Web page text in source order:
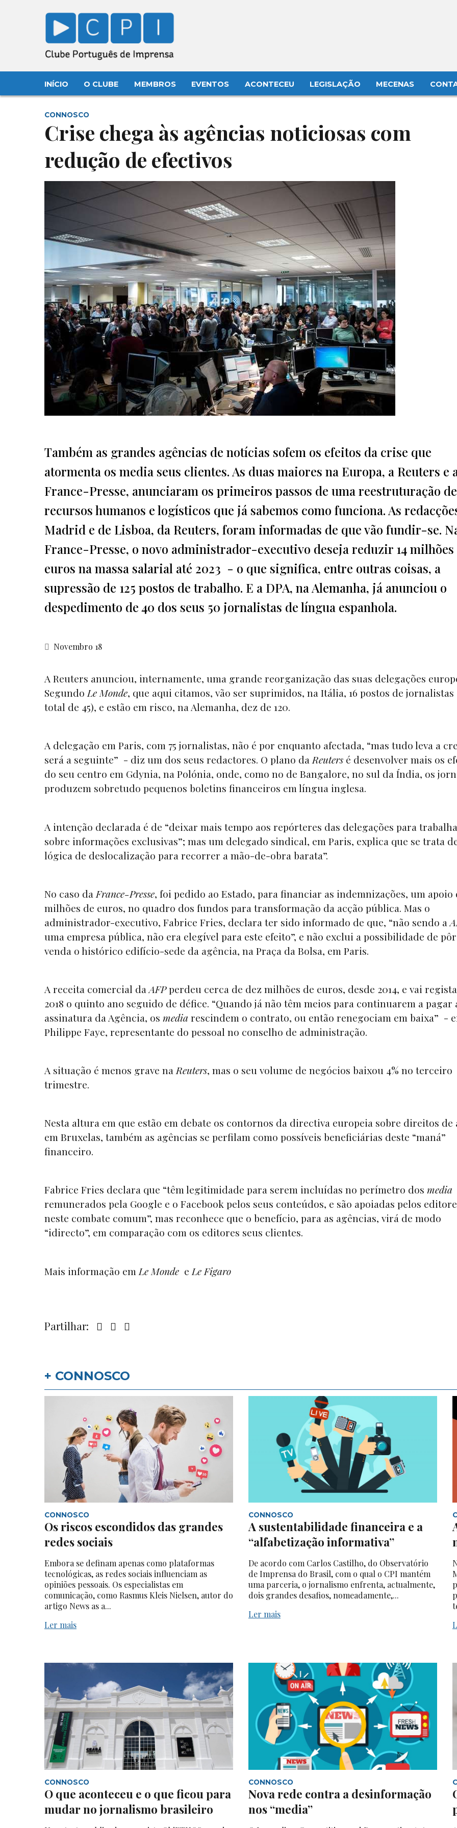
INÍCIO O CLUBE MEMBROS EVENTOS ACONTECEU LEGISLAÇÃO MECENAS
CONNOSCO
Crise chega às agências noticiosas com
redução de efectivos
Também as grandes agências de notícias sofem os efeitos da crise que
atormenta os media seus clientes. As duas maiores na Europa, a Reuters e
France-Presse, anunciaram os primeiros passos de uma reestruturação de
recursos humanos e logísticos que já sabemos como funciona. As
Madrid e de Lisboa, da Reuters, foram informadas de que vão fundir-se.
France-Presse, o novo administrador-executivo deseja reduzir 14 milhões
euros na massa salarial até 2023 - o que significa, entre outras coisas, a
supressão de 125 postos de trabalho. E a DPA, na Alemanha, já anunciou o
despedimento de 40 dos seus 50 jornalistas de língua espanhola.
Novembro 18
A Reuters anunciou, internamente, uma grande reorganização das suas delegações
Segundo Le Monde, que aqui citamos, vão ser suprimidos, na Itália, 16 postos de jornalistas
total de 45), e estão em risco, na Alemanha, dez de 120.
A delegação em Paris, com 75 jornalistas, não é por enquanto afectada, “mas tudo leva a
será a seguinte” - diz um dos seus redactores. O plano daReuters é desenvolver mais os
do seu centro em Gdynia, na Polónia, onde, como no de Bangalore, no sul da Índia, os
produzem sobretudo pequenos boletins financeiros em língua inglesa.
A intenção declarada é de “deixar mais tempo aos repórteres das delegações para
sobre informações exclusivas”; mas um delegado sindical, em Paris, explica que se trata
lógica de deslocalização para recorrer a mão-de-obra barata”.
No caso da France-Presse, foi pedido ao Estado, para financiar as indemnizações, um apoio
milhões de euros, no quadro dos fundos para transformação da acção pública. Mas o
administrador-executivo, Fabrice Fries, declara ter sido informado de que, “não sendo a
uma empresa pública, não era elegível para este efeito”, e não exclui a possibilidade de
venda o histórico edifício-sede da agência, na Praça da Bolsa, em Paris.
A receita comercial daAFPperdeu cerca de dez milhões de euros, desde 2014, e vai
2018 o quinto ano seguido de défice. “Quando já não têm meios para continuarem a pagar
assinatura da Agência, os media rescindem o contrato, ou então renegociam em baixa” -
Philippe Faye, representante do pessoal no conselho de administração.
A situação é menos grave na Reuters, mas o seu volume de negócios baixou 4% no terceiro
trimestre.
Nesta altura em que estão em debate os contornos da directiva europeia sobre direitos de
em Bruxelas, também as agências se perfilam como possíveis beneficiárias deste “maná”
financeiro.
Fabrice Fries declara que “têm legitimidade para serem incluídas no perímetro dos media
remunerados pela Google e o Facebook pelos seus conteúdos, e são apoiadas pelos
neste combate comum”, mas reconhece que o benefício, para as agências, virá de modo
“idirecto”, em comparação com os editores seus clientes.
Mais informação em Le Monde e Le Figaro
Partilhar:
+ CONNOSCO
CONNOSCO
Os riscos escondidos das grandes
redes sociais
Embora se definam apenas como plataformas
tecnológicas, as redes sociais influenciam as
opiniões pessoais. Os especialistas em
comunicação, como Rasmus Kleis Nielsen, autor do
artigo News as a...
Ler mais
CONNOSCO
A sustentabilidade financeira e a
“alfabetização informativa”
De acordo com Carlos Castilho, do Observatório
de Imprensa do Brasil, com o qual o CPI mantém
uma parceria, o jornalismo enfrenta, actualmente,
dois grandes desafios, nomeadamente,...
Ler mais
CONNOSCO
O que aconteceu e o que ficou para
mudar no jornalismo brasileiro
CONNOSCO
Nova rede contra a desinformação
nos “media”